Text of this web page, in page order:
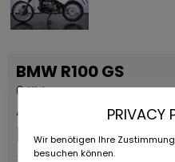
BMW R100 GS
0 KM
Advertisement
Price on request
PRIVACY
Wir benötigen Ihre
besuchen können.